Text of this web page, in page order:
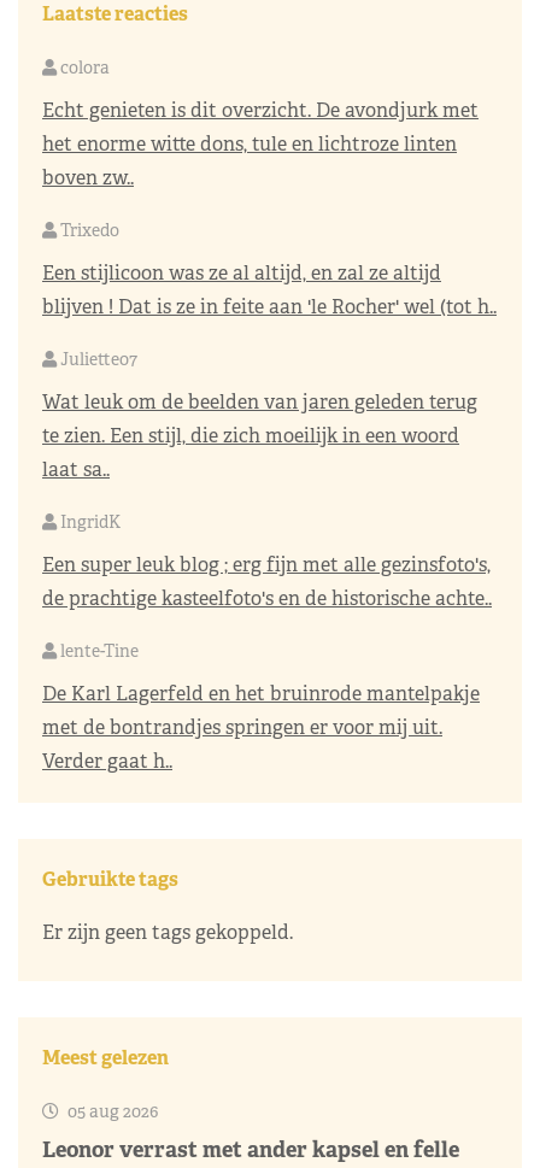
Laatste reacties
colora
Echt genieten is dit overzicht. De avondjurk met
het enorme witte dons, tule en lichtroze linten
boven zw..
Trixedo
Een stijlicoon was ze al altijd, en zal ze altijd
blijven ! Dat is ze in feite aan 'le Rocher' wel (tot h..
Juliette07
Wat leuk om de beelden van jaren geleden terug
te zien. Een stijl, die zich moeilijk in een woord
laat sa..
IngridK
Een super leuk blog ; erg fijn met alle gezinsfoto's,
de prachtige kasteelfoto's en de historische achte..
lente-Tine
De Karl Lagerfeld en het bruinrode mantelpakje
met de bontrandjes springen er voor mij uit.
Verder gaat h..
Gebruikte tags
Er zijn geen tags gekoppeld.
Meest gelezen
05 aug 2026
Leonor verrast met ander kapsel en felle